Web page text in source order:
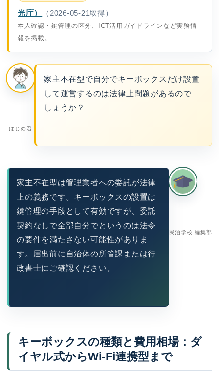
光庁）
（2026-05-21取得）
本人確認・鍵管理の区分、ICT活用ガイドラインなど実務情
報を掲載。
はじめ君
家主不在型で自分でキーボックスだけ設置
して運営するのは法律上問題があるので
しょうか？
民泊学校 編集部
家主不在型は管理業者への委託が法律
上の義務です。キーボックスの設置は
鍵管理の手段として有効ですが、委託
契約なしで全部自分でというのは法令
の要件を満たさない可能性がありま
す。届出前に自治体の所管課または行
政書士にご確認ください。
キーボックスの種類と費用相場：ダ
イヤル式からWi-Fi連携型まで